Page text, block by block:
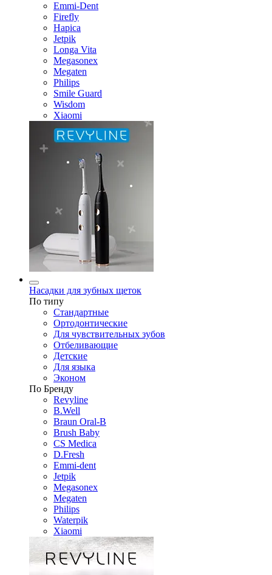
Emmi-Dent
Firefly
Hapica
Jetpik
Longa Vita
Megasonex
Megaten
Philips
Smile Guard
Wisdom
Xiaomi
Насадки для зубных щеток
По типу
Стандартные
Ортодонтические
Для чувствительных зубов
Отбеливающие
Детские
Для языка
Эконом
По Бренду
Revyline
B.Well
Braun Oral-B
Brush Baby
CS Medica
D.Fresh
Emmi-dent
Jetpik
Megasonex
Megaten
Philips
Waterpik
Xiaomi